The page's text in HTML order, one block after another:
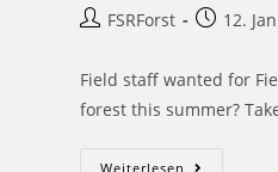
FSRForst 12.
Field staff wanted for
forest this summer?
Weiterlesen